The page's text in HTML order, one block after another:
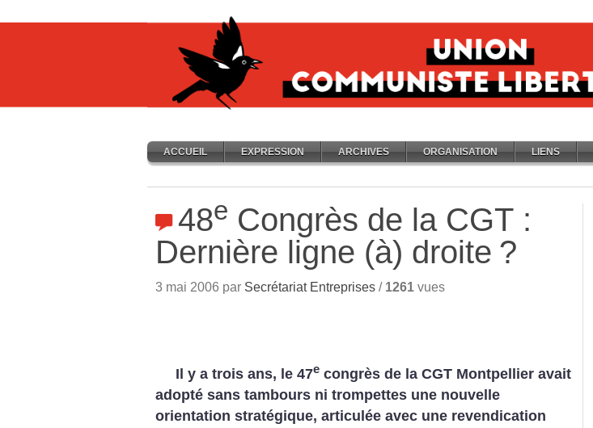
ACCUEIL EXPRESSION ARCHIVES ORGANISATION LIENS
48e Congrès de la CGT :
Dernière ligne (à) droite ?
3 mai 2006 par Secrétariat Entreprises / 1261 vues
Il y a trois ans, le 47e congrès de la CGT Montpellier avait
adopté sans tambours ni trompettes une nouvelle
orientation stratégique, articulée avec une revendication